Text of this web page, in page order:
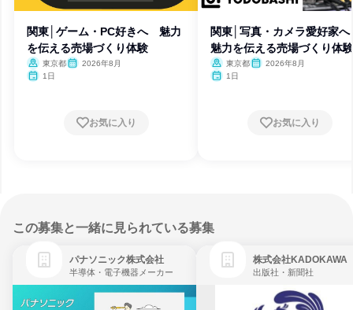
関東│ゲーム・PC好きへ 魅力
を伝える売場づくり体験
東京都
2026年8月
1日
お気に入り
関東│写真・カメラ愛好家
魅力を伝える売場づくり体験
東京都
2026年8月
1日
お気に入り
この募集と一緒に見られている募集
パナソニック株式会社
半導体・電子機器メーカー
株式会社KADOKAWA
出版社・新聞社